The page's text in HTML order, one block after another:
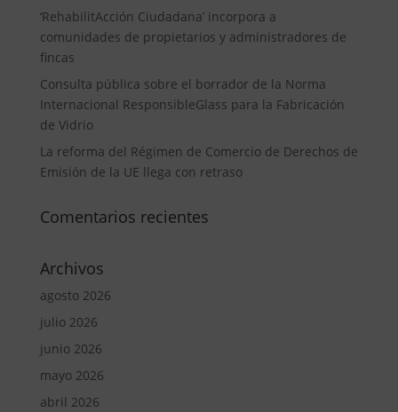
‘RehabilitAcción Ciudadana’ incorpora a
comunidades de propietarios y administradores de
fincas
Consulta pública sobre el borrador de la Norma
Internacional ResponsibleGlass para la Fabricación
de Vidrio
La reforma del Régimen de Comercio de Derechos de
Emisión de la UE llega con retraso
Comentarios recientes
Archivos
agosto 2026
julio 2026
junio 2026
mayo 2026
abril 2026